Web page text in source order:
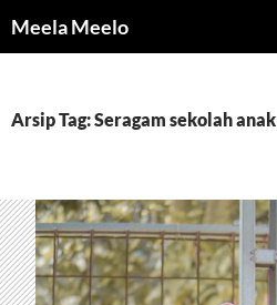
keMeela Meelo
Arsip Tag: Seragam sekolah anak